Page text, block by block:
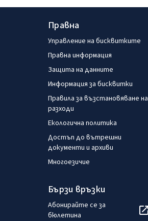
Правна
Управление на бисквитките
Правна информация
Защита на данните
Информация за бисквитки
Правила за възстановяване на
разходи
Екологична политика
Достъп до вътрешни
документи и архиви
Многоезичие
Бързи връзки
Абонирайте се за
бюлетина